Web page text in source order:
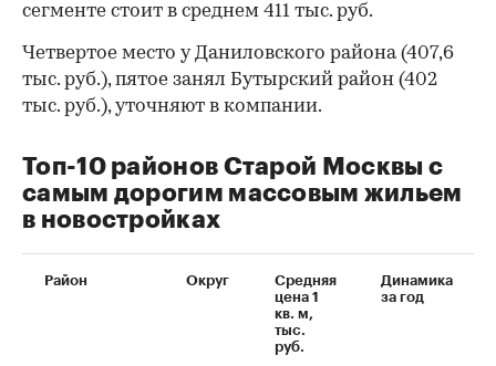
сегменте стоит в среднем 411 тыс. руб.
Четвертое место у Даниловского района (407,6
тыс. руб.), пятое занял Бутырский район (402
тыс. руб.), уточняют в компании.
Топ-10 районов Старой Москвы с
самым дорогим массовым жильем
в новостройках
Район Округ
Средняя
цена 1
кв. м,
тыс.
руб.
Динамика
за год